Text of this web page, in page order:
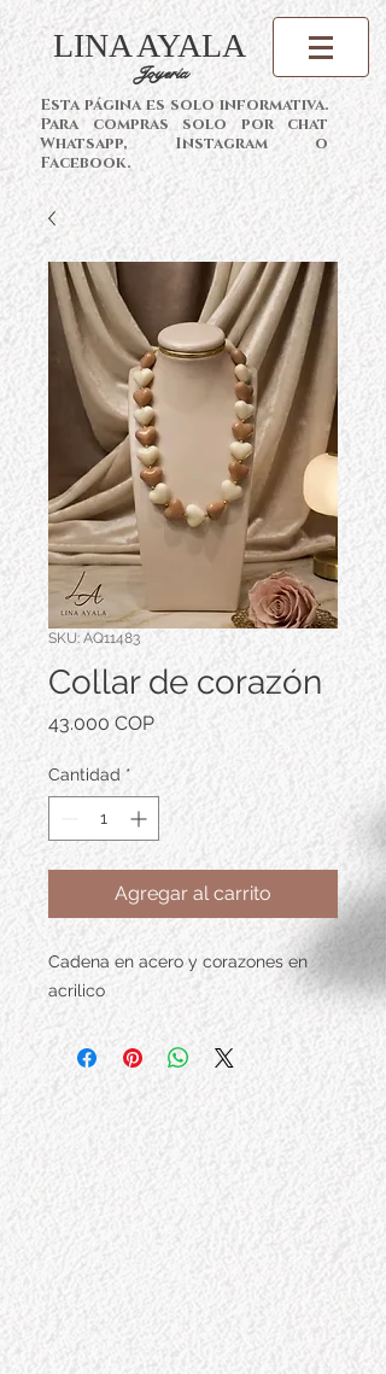
LINA AYALA
Joyería
Esta página es solo informativa.
Para compras solo por chat
Whatsapp, Instagram o
Facebook.
SKU: AQ11483
Collar de corazón
43.000 COPPrecio
Cantidad *
Agregar al carrito
Cadena en acero y corazones en
acrilico